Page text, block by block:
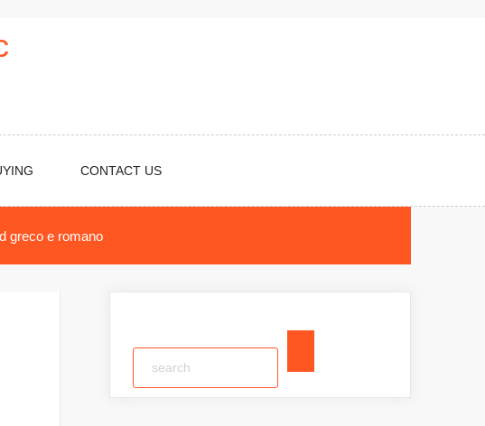
CONTACT US
greco e romano